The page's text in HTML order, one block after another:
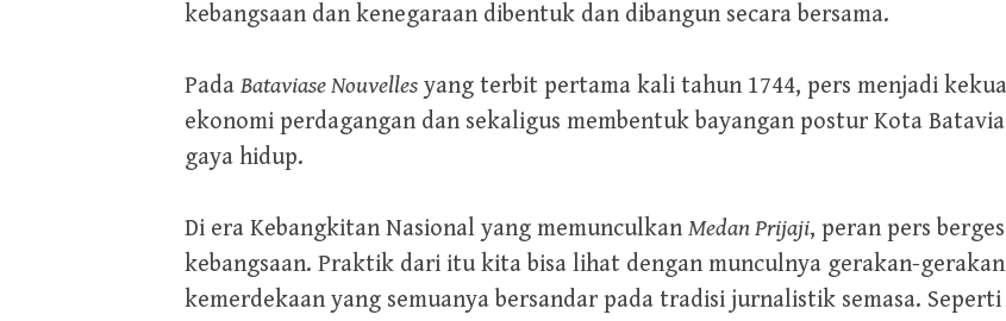
kebangsaan dan kenegaraan dibentuk dan dibangun secara bersama.
Pada Bataviase Nouvellesyang terbit pertama kali tahun 1744, pers menjadi
ekonomi perdagangan dan sekaligus membentuk bayangan postur Kota
gaya hidup.
Di era Kebangkitan Nasional yang memunculkan Medan Prijaji, peran pers
kebangsaan. Praktik dari itu kita bisa lihat dengan munculnya gerakan-
kemerdekaan yang semuanya bersandar pada tradisi jurnalistik semasa. Seperti